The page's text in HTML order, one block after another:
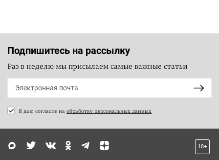
Подпишитесь на рассылку
Раз в неделю мы присылаем самые важные статьи
Я даю согласие на обработку персональных данных
18+